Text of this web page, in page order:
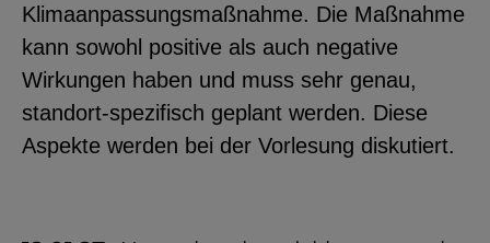
Klimaanpassungsmaßnahme. Die Maßnahme
kann sowohl positive als auch negative
Wirkungen haben und muss sehr genau,
standort-spezifisch geplant werden. Diese
Aspekte werden bei der Vorlesung diskutiert.